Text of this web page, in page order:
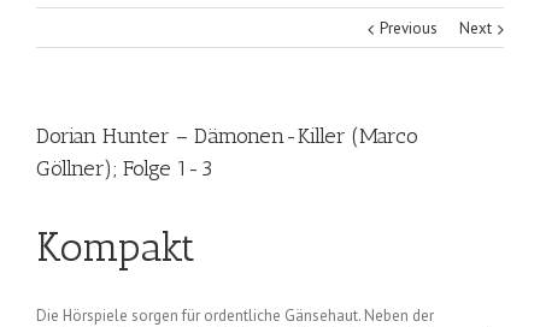
Previous Next
Dorian Hunter – Dämonen-Killer (Marco
Göllner); Folge 1-3
Kompakt
Die Hörspiele sorgen für ordentliche Gänsehaut. Neben der